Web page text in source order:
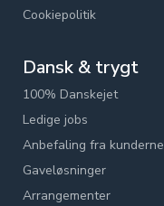
Cookiepolitik
Dansk & trygt
100% Danskejet
Ledige jobs
Anbefaling fra kunderne
Gaveløsninger
Arrangementer